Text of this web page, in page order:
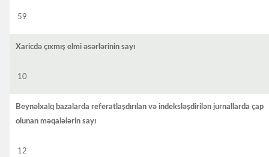
59
Xaricdə çıxmış elmi əsərlərinin sayı
10
Beynəlxalq bazalarda referatlaşdırılan və indeksləşdirilən jurnallarda çap
olunan məqalələrin sayı
12